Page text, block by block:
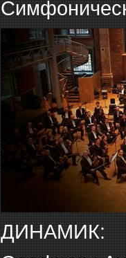
ДИНАМИК: